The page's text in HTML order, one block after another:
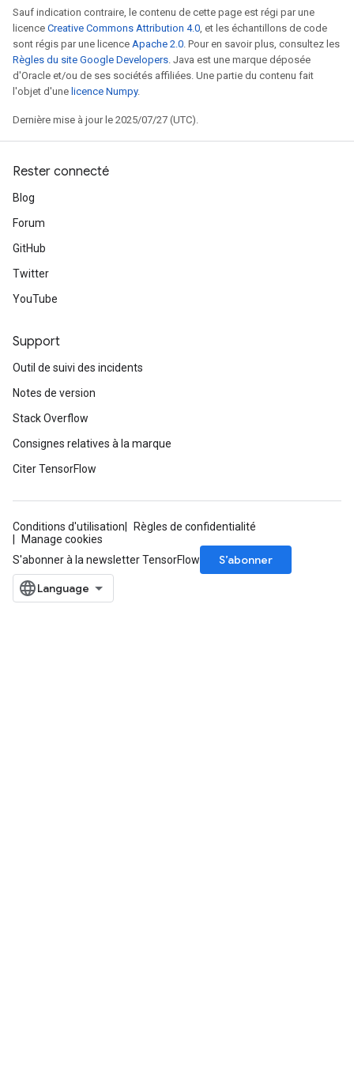
Sauf indication contraire, le contenu de cette page est régi par une
licence Creative Commons Attribution 4.0, et les échantillons de code
sont régis par une licence Apache 2.0. Pour en savoir plus, consultez les
Règles du site Google Developers. Java est une marque déposée
d'Oracle et/ou de ses sociétés affiliées. Une partie du contenu fait
l'objet d'une licence Numpy.
Dernière mise à jour le 2025/07/27 (UTC).
Rester connecté
Blog
Forum
GitHub
Twitter
YouTube
Support
Outil de suivi des incidents
Notes de version
Stack Overflow
Consignes relatives à la marque
Citer TensorFlow
Conditions d'utilisation
Règles de confidentialité
Manage cookies
S'abonner à la newsletter TensorFlow
S’abonner